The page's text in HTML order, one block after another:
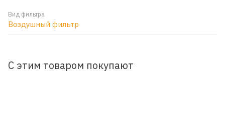
Вид фильтра
Воздушный фильтр
С этим товаром покупают